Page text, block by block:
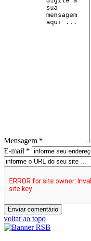
Mensagem *
E-mail *
voltar ao topo